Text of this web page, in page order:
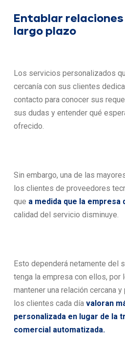
Entablar
largo plazo
Los servicios personalizados
cercanía con sus clientes
contacto para conocer sus
sus dudas y entender qué
ofrecido.
Sin embargo, una de las
los clientes de proveedores
que a medida que la
calidad del servicio disminuye.
Esto dependerá netamente del
tenga la empresa con ellos, por
mantener una relación cercana
los clientes cada día valoran
personalizada en lugar de la
comercial automatizada.